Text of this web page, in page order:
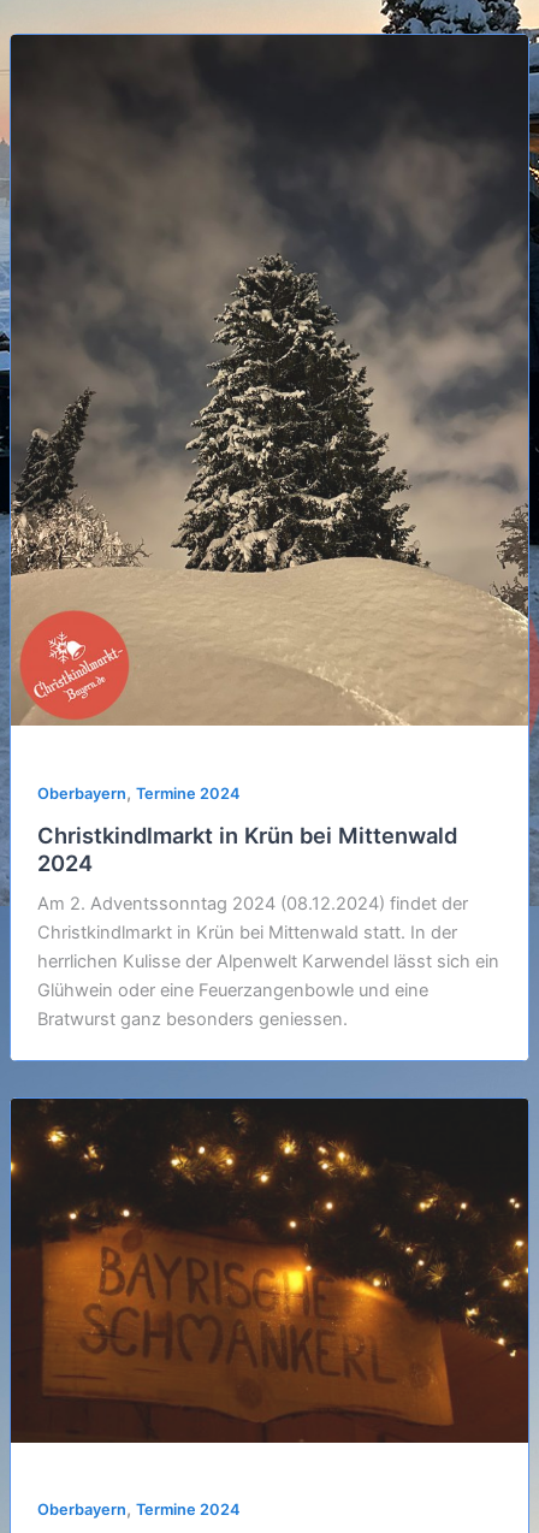
Oberbayern, Termine 2024
Christkindlmarkt in Krün bei Mittenwald
2024
Am 2. Adventssonntag 2024 (08.12.2024) findet der
Christkindlmarkt in Krün bei Mittenwald statt. In der
herrlichen Kulisse der Alpenwelt Karwendel lässt sich ein
Glühwein oder eine Feuerzangenbowle und eine
Bratwurst ganz besonders geniessen.
Oberbayern, Termine 2024